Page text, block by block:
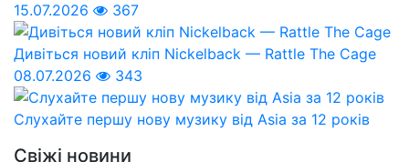
15.07.2026
367
Дивіться новий кліп Nickelback — Rattle The Cage
08.07.2026
343
Слухайте першу нову музику від Asia за 12 років
Свіжі новини